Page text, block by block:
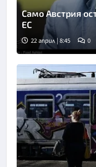
Само Австрия
ЕС
22 април | 8:45 0